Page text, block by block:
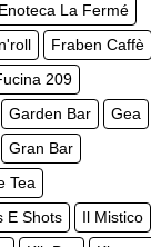
Enoteca La Fermé
Fraben Caffè
209
Garden Bar
Gea
Gran Bar
Tea
E Shots
Il Mistico